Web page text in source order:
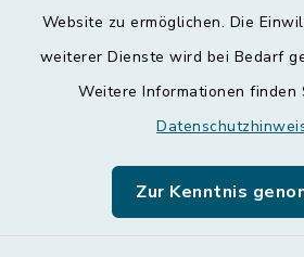
Website zu ermöglichen. Die
weiterer Dienste wird bei Bedarf
Weitere Informationen finden
Zur Kenntnis
Datenschutz
Leichte